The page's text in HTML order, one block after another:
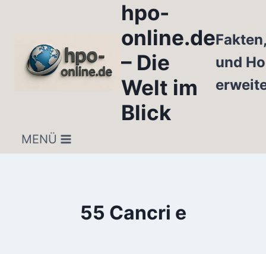
hpo-
online.de
– Die
Welt im
Blick
und
MENÜ
55 Cancri e